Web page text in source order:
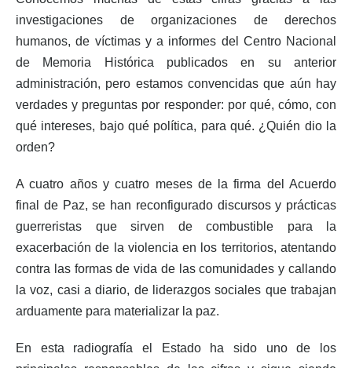
investigaciones de organizaciones de derechos
humanos, de víctimas y a informes del Centro Nacional
de Memoria Histórica publicados en su anterior
administración, pero estamos convencidas que aún hay
verdades y preguntas por responder: por qué, cómo, con
qué intereses, bajo qué política, para qué. ¿Quién dio la
orden?
A cuatro años y cuatro meses de la firma del Acuerdo
final de Paz, se han reconfigurado discursos y prácticas
guerreristas que sirven de combustible para la
exacerbación de la violencia en los territorios, atentando
contra las formas de vida de las comunidades y callando
la voz, casi a diario, de liderazgos sociales que trabajan
arduamente para materializar la paz.
En esta radiografía el Estado ha sido uno de los